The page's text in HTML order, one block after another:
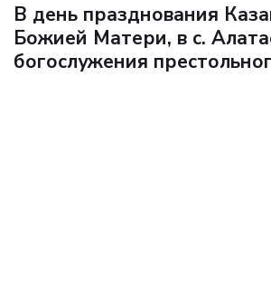
В день празднования
Божией Матери, в с.
богослужения